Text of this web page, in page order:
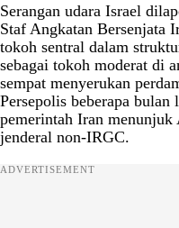
Serangan udara Israel
Staf Angkatan Bersenjata
tokoh sentral dalam
sebagai tokoh moderat di
sempat menyerukan
Persepolis beberapa bulan
pemerintah Iran
jenderal non-IRGC.
ADVERTISEMENT